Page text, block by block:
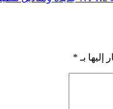
إليها بـ *